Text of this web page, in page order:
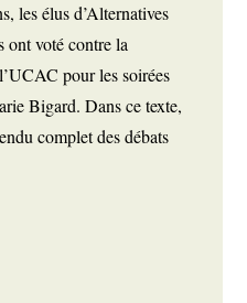
les élus d’Alternatives
ont voté contre la
pour les soirées
Bigard. Dans ce texte,
complet des débats